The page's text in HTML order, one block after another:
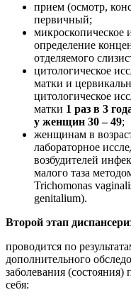
прием (осмотр,
первичный;
микроскопическое
определение
отделяемого
цитологическое
матки и
цитологическое
матки 1 раз в 3
у женщин 30 – 49;
женщинам в
лабораторное
возбудителей
малого таза
Trichomonas
genitalium).
Второй этап
проводится по
дополнительного
заболевания
себя: